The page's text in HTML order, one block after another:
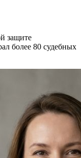
защите
более 80 судебных